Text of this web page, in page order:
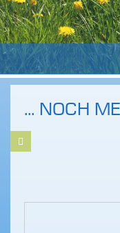
... NOCH